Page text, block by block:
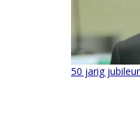
50 jarig